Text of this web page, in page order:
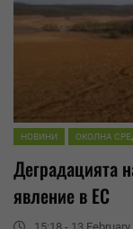
НОВИНИ ОКОЛНА
Деградацията
явление в ЕС